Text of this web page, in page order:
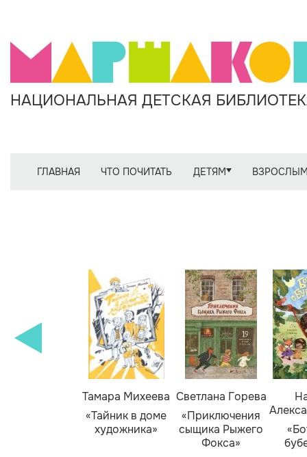
НАЦИОНАЛЬНАЯ ДЕТСКАЯ
ГЛАВНАЯ ЧТО ПОЧИТАТЬ ДЕТЯМ
Тамара Михеева
«Тайник в доме
художника»
Светлана Горева
«Приключения
сыщика Рыжего
Фокса»